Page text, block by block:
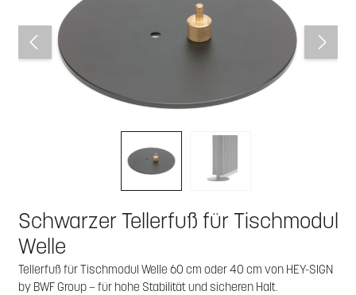
Schwarzer Tellerfuß für Tischmodul
Welle
Tellerfuß für Tischmodul Welle 60 cm oder 40 cm von HEY-SIGN
by BWF Group – für hohe Stabilität und sicheren Halt.